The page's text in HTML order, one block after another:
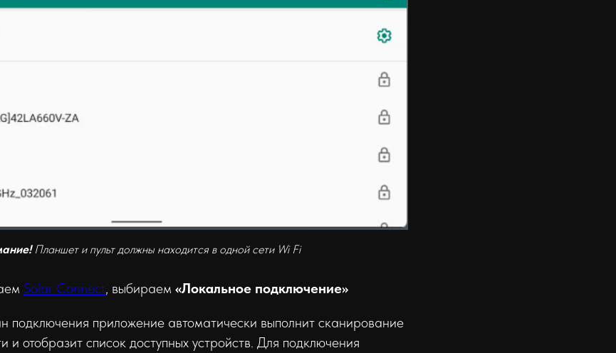
Планшет и пульт должны находится в одной сети Wi Fi
Solar Connect, выбираем «Локальное подключение»
подключения приложение автоматически выполнит сканирование
и отобразит список доступных устройств. Для подключения